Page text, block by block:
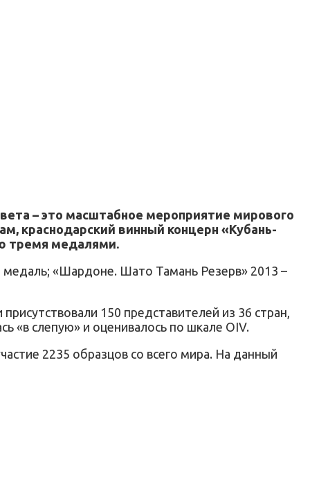
– это масштабное мероприятие мирового
краснодарский винный концерн «Кубань-
тремя медалями.
«Шардоне. Шато Тамань Резерв» 2013 –
150 представителей из 36 стран,
«в слепую» и оценивалось по шкале OIV.
2235 образцов со всего мира. На данный